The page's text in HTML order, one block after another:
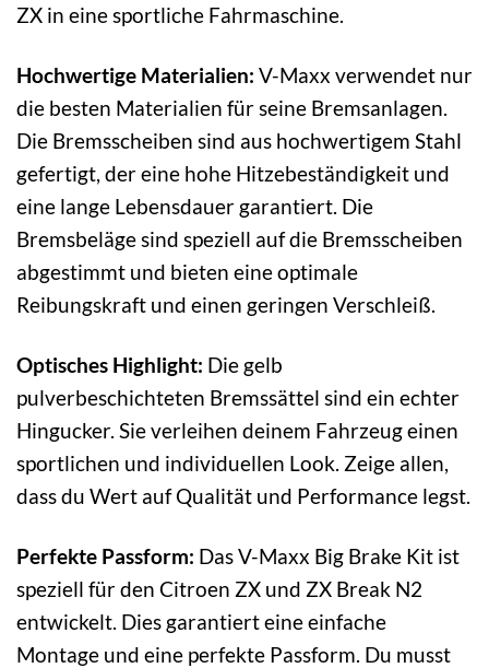
ZX in eine sportliche Fahrmaschine.
Hochwertige Materialien: V-Maxx verwendet nur
die besten Materialien für seine Bremsanlagen.
Die Bremsscheiben sind aus hochwertigem Stahl
gefertigt, der eine hohe Hitzebeständigkeit und
eine lange Lebensdauer garantiert. Die
Bremsbeläge sind speziell auf die Bremsscheiben
abgestimmt und bieten eine optimale
Reibungskraft und einen geringen Verschleiß.
Optisches Highlight: Die gelb
pulverbeschichteten Bremssättel sind ein echter
Hingucker. Sie verleihen deinem Fahrzeug einen
sportlichen und individuellen Look. Zeige allen,
dass du Wert auf Qualität und Performance legst.
Perfekte Passform: Das V-Maxx Big Brake Kit ist
speziell für den Citroen ZX und ZX Break N2
entwickelt. Dies garantiert eine einfache
Montage und eine perfekte Passform. Du musst